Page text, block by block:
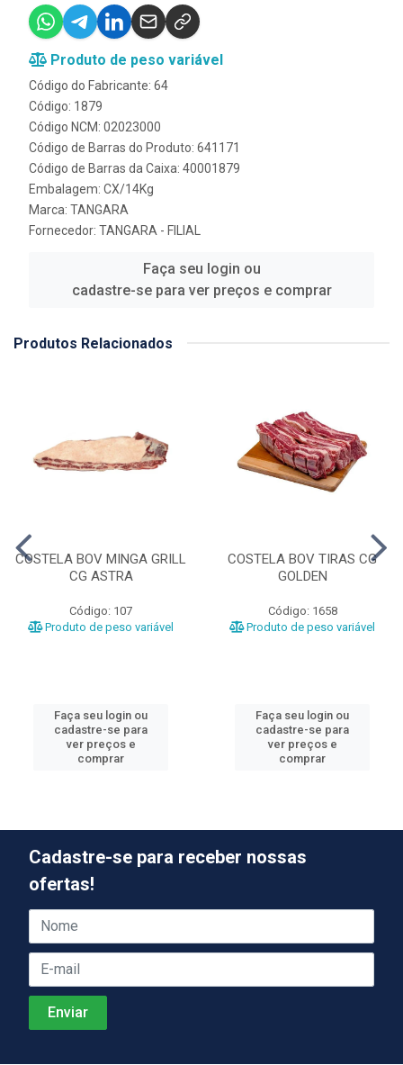
Produto de peso variável
Código do Fabricante: 64
Código: 1879
Código NCM: 02023000
Código de Barras do Produto: 641171
Código de Barras da Caixa: 40001879
Embalagem: CX/14Kg
Marca: TANGARA
Fornecedor: TANGARA - FILIAL
Faça seu login ou
cadastre-se para ver preços e comprar
Produtos Relacionados
COSTELA BOV MINGA GRILL
CG ASTRA
Código: 107
Produto de peso variável
Faça seu login ou
cadastre-se para
ver preços e
comprar
COSTELA BOV TIRAS CG
GOLDEN
Código: 1658
Produto de peso variável
Faça seu login ou
cadastre-se para
ver preços e
comprar
Cadastre-se para receber nossas
ofertas!